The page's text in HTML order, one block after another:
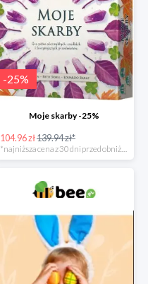
-25%
Moje skarby -25%
104.96 zł139.94 zł*
*najniższa cena z 30 dni przed obniżką